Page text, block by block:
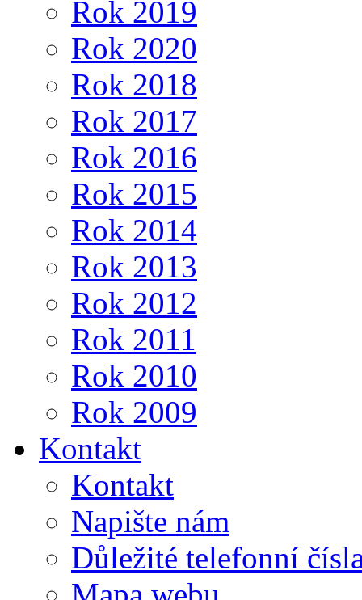
Rok 2019
Rok 2020
Rok 2018
Rok 2017
Rok 2016
Rok 2015
Rok 2014
Rok 2013
Rok 2012
Rok 2011
Rok 2010
Rok 2009
Kontakt
Kontakt
Napište nám
Důležité telefonní